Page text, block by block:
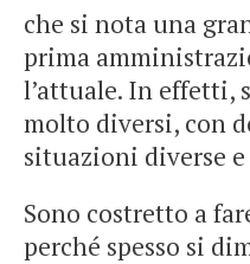
che si nota una
prima
l’attuale. In effetti,
molto diversi, con
situazioni diverse
Sono costretto a
perché spesso si